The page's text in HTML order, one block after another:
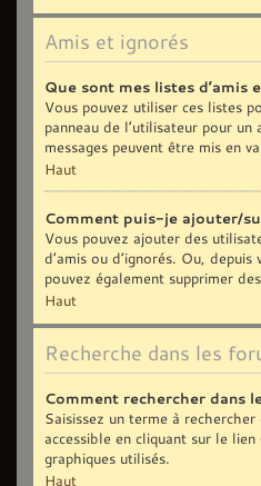
Amis et ignorés
Que sont mes listes d’amis
Vous pouvez utiliser ces listes
panneau de l’utilisateur pour
messages peuvent être mis en
Haut
Comment puis-je ajouter/
Vous pouvez ajouter des
d’amis ou d’ignorés. Ou,
pouvez également supprimer
Haut
Recherche dans les
Comment rechercher dans
Saisissez un terme à
accessible en cliquant sur le
graphiques utilisés.
Haut